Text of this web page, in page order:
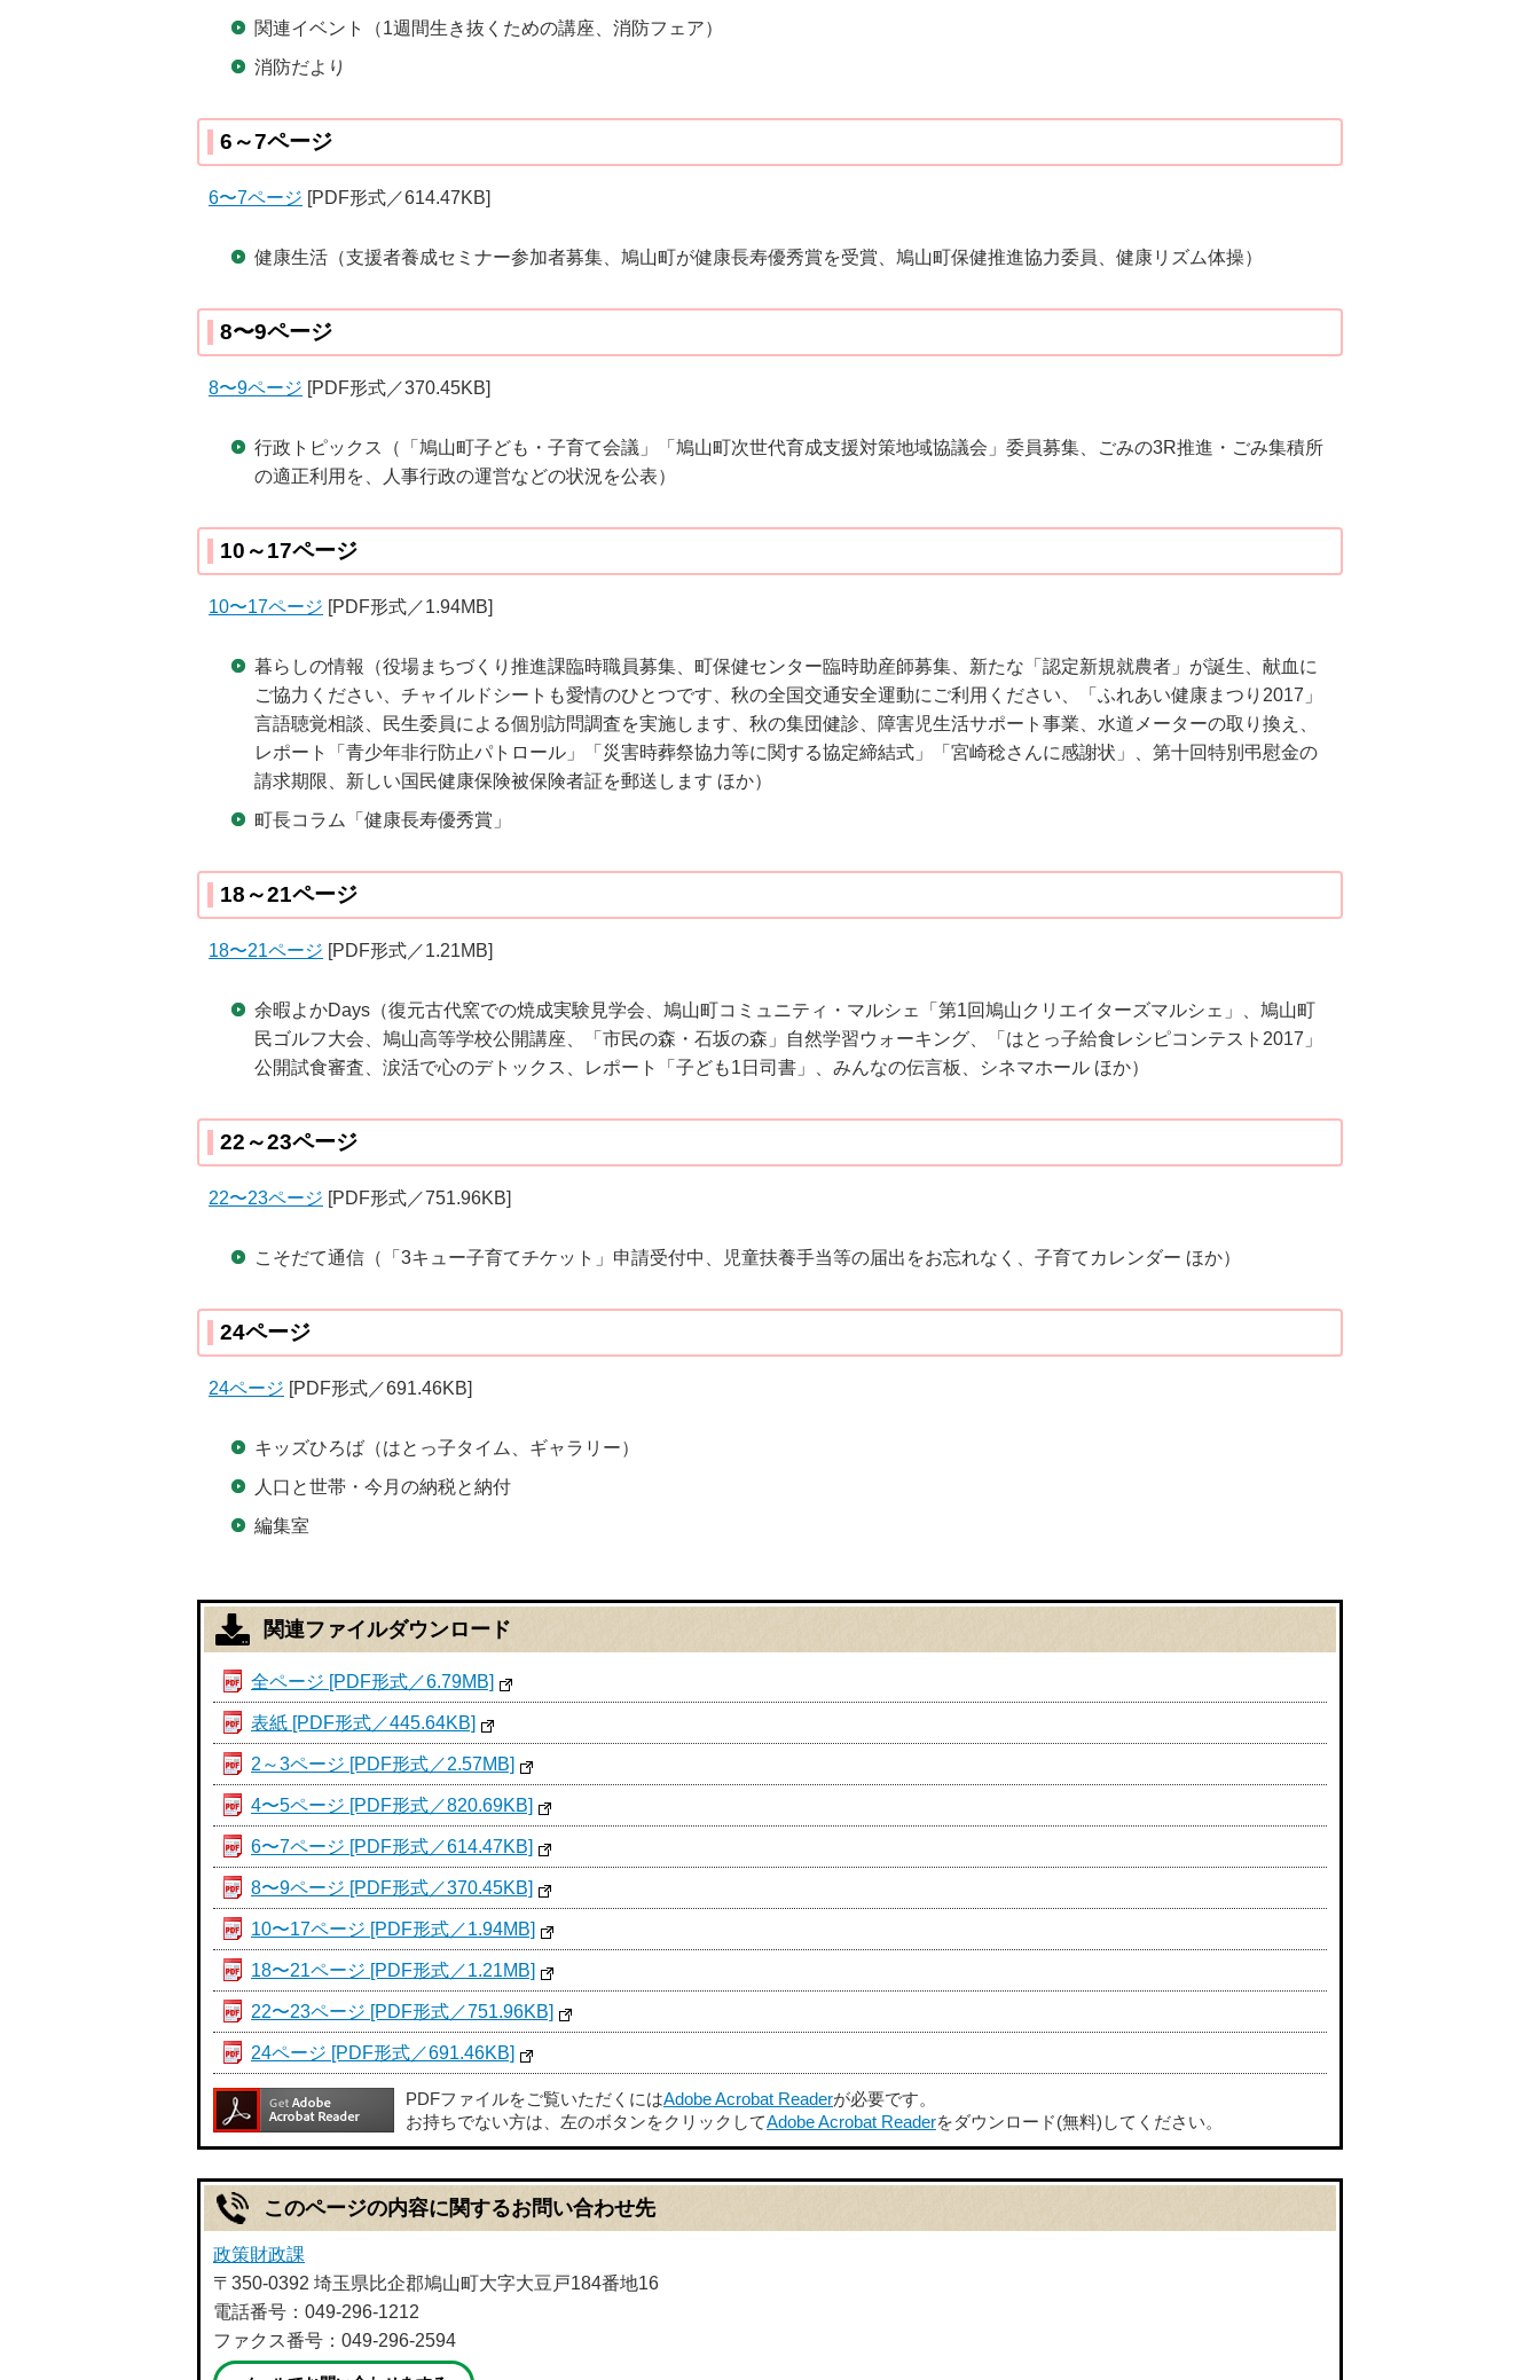
関連イベント（1週間生き抜くための講座、消防フェア）
消防だより
6～7ページ
6〜7ページ [PDF形式／614.47KB]
健康生活（支援者養成セミナー参加者募集、鳩山町が健康長寿優秀賞を受賞、鳩山町保健推進協力委員、健康リズム体操）
8〜9ページ
8〜9ページ [PDF形式／370.45KB]
行政トピックス（「鳩山町子ども・子育て会議」「鳩山町次世代育成支援対策地域協議会」委員募集、ごみの3R推進・ごみ集積所
の適正利用を、人事行政の運営などの状況を公表）
10～17ページ
10〜17ページ [PDF形式／1.94MB]
暮らしの情報（役場まちづくり推進課臨時職員募集、町保健センター臨時助産師募集、新たな「認定新規就農者」が誕生、献血に
ご協力ください、チャイルドシートも愛情のひとつです、秋の全国交通安全運動にご利用ください、「ふれあい健康まつり2017」
言語聴覚相談、民生委員による個別訪問調査を実施します、秋の集団健診、障害児生活サポート事業、水道メーターの取り換え、
レポート「青少年非行防止パトロール」「災害時葬祭協力等に関する協定締結式」「宮崎稔さんに感謝状」、第十回特別弔慰金の
請求期限、新しい国民健康保険被保険者証を郵送します ほか）
町長コラム「健康長寿優秀賞」
18～21ページ
18〜21ページ [PDF形式／1.21MB]
余暇よかDays（復元古代窯での焼成実験見学会、鳩山町コミュニティ・マルシェ「第1回鳩山クリエイターズマルシェ」、鳩山町
民ゴルフ大会、鳩山高等学校公開講座、「市民の森・石坂の森」自然学習ウォーキング、「はとっ子給食レシピコンテスト2017」
公開試食審査、涙活で心のデトックス、レポート「子ども1日司書」、みんなの伝言板、シネマホール ほか）
22～23ページ
22〜23ページ [PDF形式／751.96KB]
こそだて通信（「3キュー子育てチケット」申請受付中、児童扶養手当等の届出をお忘れなく、子育てカレンダー ほか）
24ページ
24ページ [PDF形式／691.46KB]
キッズひろば（はとっ子タイム、ギャラリー）
人口と世帯・今月の納税と納付
編集室
関連ファイルダウンロード
全ページ [PDF形式／6.79MB]
表紙 [PDF形式／445.64KB]
2～3ページ [PDF形式／2.57MB]
4〜5ページ [PDF形式／820.69KB]
6〜7ページ [PDF形式／614.47KB]
8〜9ページ [PDF形式／370.45KB]
10〜17ページ [PDF形式／1.94MB]
18〜21ページ [PDF形式／1.21MB]
22〜23ページ [PDF形式／751.96KB]
24ページ [PDF形式／691.46KB]
PDFファイルをご覧いただくにはAdobe Acrobat Readerが必要です。
お持ちでない方は、左のボタンをクリックしてAdobe Acrobat Readerをダウンロード(無料)してください。
このページの内容に関するお問い合わせ先
政策財政課
〒350-0392 埼玉県比企郡鳩山町大字大豆戸184番地16
電話番号：049-296-1212
ファクス番号：049-296-2594